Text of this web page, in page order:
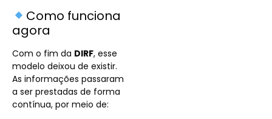
Como funciona
agora
Com o fim da DIRF, esse
modelo deixou de existir.
As informações passaram
a ser prestadas de forma
contínua, por meio de: